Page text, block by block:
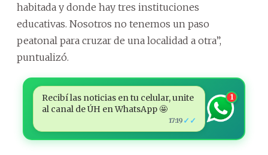
habitada y donde hay tres instituciones
educativas. Nosotros no tenemos un paso
peatonal para cruzar de una localidad a otra”,
puntualizó.
Recibí las noticias en tu celular, unite
al canal de ÚH en WhatsApp 🤩
17:19 ✓✓
1